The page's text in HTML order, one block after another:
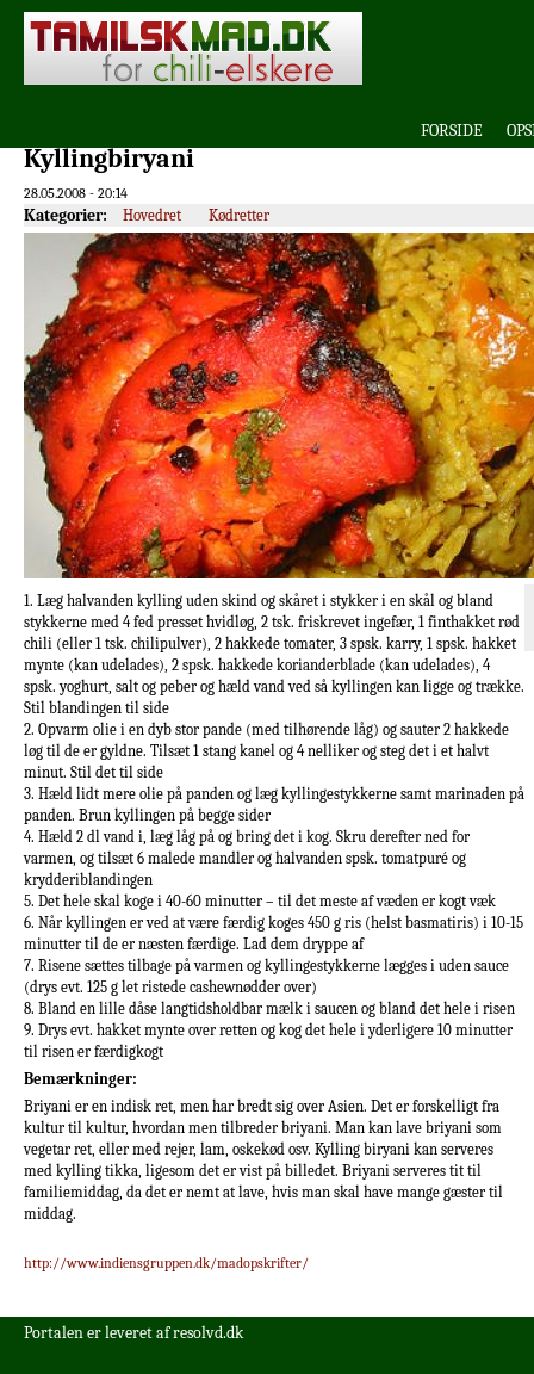
FORSIDE
Kyllingbiryani
28.05.2008 - 20:14
Kategorier: Hovedret Kødretter
1. Læg halvanden kylling uden skind og skåret i stykker i en skål og bland
stykkerne med 4 fed presset hvidløg, 2 tsk. friskrevet ingefær, 1 finthakket rød
chili (eller 1 tsk. chilipulver), 2 hakkede tomater, 3 spsk. karry, 1 spsk. hakket
mynte (kan udelades), 2 spsk. hakkede korianderblade (kan udelades), 4
spsk. yoghurt, salt og peber og hæld vand ved så kyllingen kan ligge og trække.
Stil blandingen til side
2. Opvarm olie i en dyb stor pande (med tilhørende låg) og sauter 2 hakkede
løg til de er gyldne. Tilsæt 1 stang kanel og 4 nelliker og steg det i et halvt
minut. Stil det til side
3. Hæld lidt mere olie på panden og læg kyllingestykkerne samt marinaden på
panden. Brun kyllingen på begge sider
4. Hæld 2 dl vand i, læg låg på og bring det i kog. Skru derefter ned for
varmen, og tilsæt 6 malede mandler og halvanden spsk. tomatpuré og
krydderiblandingen
5. Det hele skal koge i 40-60 minutter – til det meste af væden er kogt væk
6. Når kyllingen er ved at være færdig koges 450 g ris (helst basmatiris) i 10-15
minutter til de er næsten færdige. Lad dem dryppe af
7. Risene sættes tilbage på varmen og kyllingestykkerne lægges i uden sauce
(drys evt. 125 g let ristede cashewnødder over)
8. Bland en lille dåse langtidsholdbar mælk i saucen og bland det hele i risen
9. Drys evt. hakket mynte over retten og kog det hele i yderligere 10 minutter
til risen er færdigkogt
Bemærkninger:
Briyani er en indisk ret, men har bredt sig over Asien. Det er forskelligt fra
kultur til kultur, hvordan men tilbreder briyani. Man kan lave briyani som
vegetar ret, eller med rejer, lam, oskekød osv. Kylling biryani kan serveres
med kylling tikka, ligesom det er vist på billedet. Briyani serveres tit til
familiemiddag, da det er nemt at lave, hvis man skal have mange gæster til
middag.
http://www.indiensgruppen.dk/madopskrifter/
Portalen er leveret afresolvd.dk